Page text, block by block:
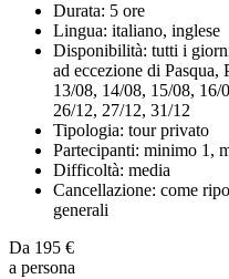
Durata: 5 ore
Lingua: italiano, inglese
Disponibilità: tutti i
ad eccezione di Pasqua,
13/08, 14/08, 15/08, 16/
26/12, 27/12, 31/12
Tipologia: tour privato
Partecipanti: minimo 1,
Difficoltà: media
Cancellazione: come
generali
Da 195 €
a persona